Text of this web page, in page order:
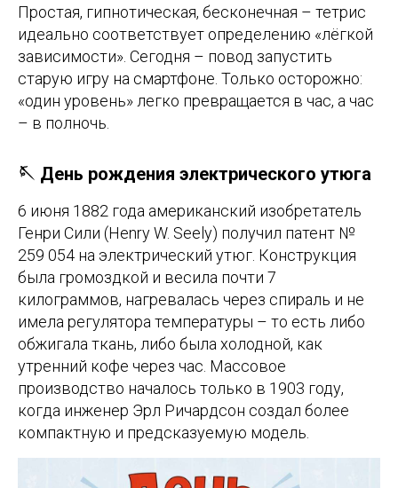
Простая, гипнотическая, бесконечная – тетрис
идеально соответствует определению «лёгкой
зависимости». Сегодня – повод запустить
старую игру на смартфоне. Только осторожно:
«один уровень» легко превращается в час, а час
– в полночь.
🪡 День рождения электрического утюга
6 июня 1882 года американский изобретатель
Генри Сили (Henry W. Seely) получил патент №
259 054 на электрический утюг. Конструкция
была громоздкой и весила почти 7
килограммов, нагревалась через спираль и не
имела регулятора температуры – то есть либо
обжигала ткань, либо была холодной, как
утренний кофе через час. Массовое
производство началось только в 1903 году,
когда инженер Эрл Ричардсон создал более
компактную и предсказуемую модель.